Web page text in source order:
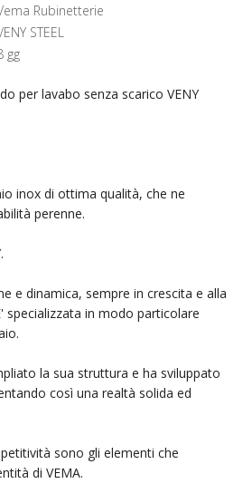
Rubinetterie
STEEL
gg
per lavabo senza scarico VENY
inox di ottima qualità, che ne
perenne.
e dinamica, sempre in crescita e alla
specializzata in modo particolare
la sua struttura e ha sviluppato
così una realtà solida ed
sono gli elementi che
di VEMA.